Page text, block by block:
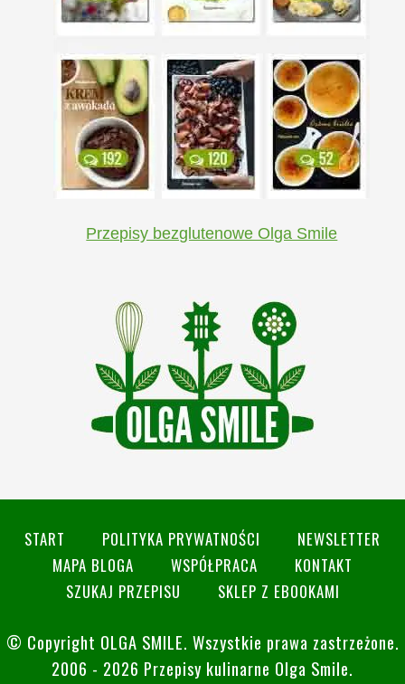
Przepisy bezglutenowe Olga Smile
START POLITYKA PRYWATNOŚCI
NEWSLETTER
MAPA BLOGA
WSPÓŁPRACA
KONTAKT
SZUKAJ PRZEPISU
SKLEP Z EBOOKAMI
© Copyright OLGA SMILE. Wszystkie prawa zastrzeżone.
2006 - 2026 Przepisy kulinarne Olga Smile.